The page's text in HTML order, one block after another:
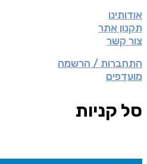
אודותינו
תקנון אתר
צור קשר
התחברות / הרשמה
מועדפים
סל קניות